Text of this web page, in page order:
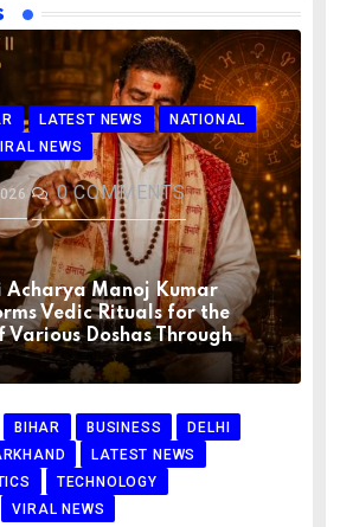
LATEST NEWS
NATIONAL
NEWS
0COMMENTS
Acharya Manoj Kumar
Vedic Rituals for the
Various Doshas Through
BIHAR BUSINESS
DELHI
LATEST NEWS
TECHNOLOGY
VIRAL NEWS